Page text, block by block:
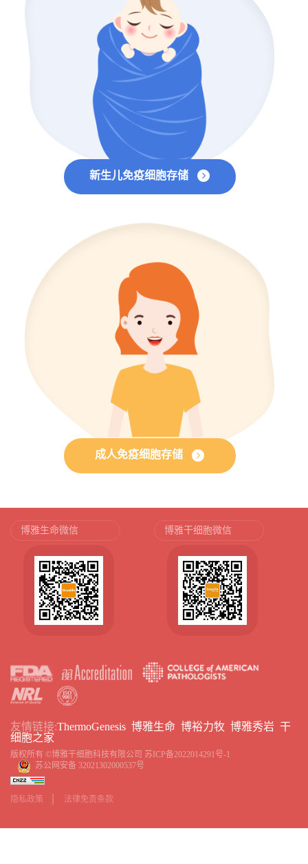
新生儿免疫细胞存储
成人免疫细胞存储
博雅生命微信 博雅干细胞微信
友情链接:ThermoGenesis 博雅生命 博裕力牧 博雅秀岩 干
细胞之家
版权所有 ©博雅干细胞科技有限公司 苏ICP备2022014291号-1
苏公网安备 32021302000537号
隐私政策 法律免责条款